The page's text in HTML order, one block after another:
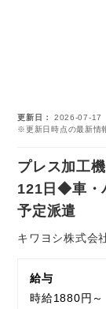
更新日
2026-07-17
※更新日時点の最新情
プレス加工
121日◆車・
予定派遣
キワヨシ株式会
給与
時給1880円～